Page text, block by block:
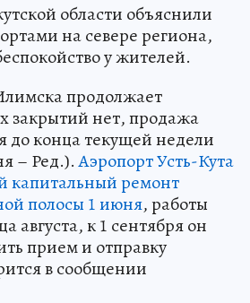
области объяснили
на севере региона,
у жителей.
продолжает
закрытий нет, продажа
до конца текущей недели
– Ред.).Аэропорт Усть-Кута
капитальный ремонт
полосы 1 июня, работы
августа, к 1 сентября он
прием и отправку
в сообщении